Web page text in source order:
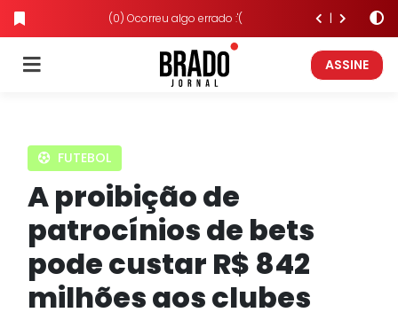
(0) Ocorreu algo errado :'(
ASSINE
FUTEBOL
A proibição de
patrocínios de bets
pode custar R$ 842
milhões aos clubes